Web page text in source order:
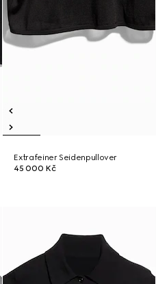
Extrafeiner Seidenpullover
45 000 Kč